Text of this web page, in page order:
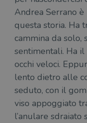
Andrea Serrano
questa storia. Ha
cammina da solo,
sentimentali. Ha il
occhi veloci.
lento dietro alle
seduto, con il
viso appoggiato
l’anulare